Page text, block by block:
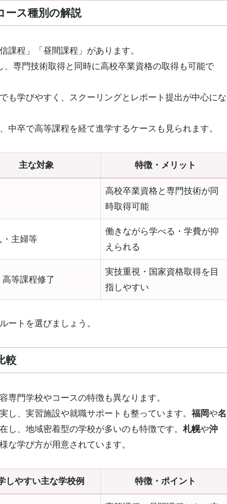
ース種別の解説
課程」「昼間課程」があります。
、専門技術取得と同時に高校卒業資格の取得も可能で
も学びやすく、スクーリングとレポート提出が中心にな
中卒で高等課程を経て進学するケースも見られます。
主な対象 特徴・メリット
高校卒業資格と専門技術が同
時取得可能
・主婦等
働きながら学べる・学費が抑
えられる
高等課程修了
実技重視・国家資格取得を目
指しやすい
ートを選びましょう。
較
専門学校やコースの特徴も異なります。
し、実習施設や就職サポートも整っています。 福岡や名
し、地域密着型の学校が多いのも特徴です。 札幌や沖
な学び方が用意されています。
しやすい主な学校例 特徴・ポイント